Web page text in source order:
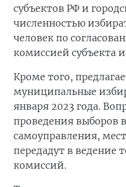
субъектов РФ и
численностью
человек по
комиссией субъекта
Кроме того,
муниципальные
января 2023 года.
проведения выборов
самоуправления,
передадут в ведение
комиссий.